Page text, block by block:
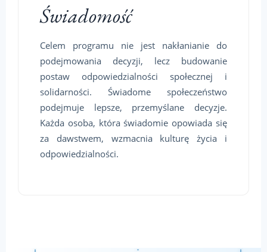
Świadomość
Celem programu nie jest nakłanianie do
podejmowania decyzji, lecz budowanie
postaw odpowiedzialności społecznej i
solidarności. Świadome społeczeństwo
podejmuje lepsze, przemyślane decyzje.
Każda osoba, która świadomie opowiada się
za dawstwem, wzmacnia kulturę życia i
odpowiedzialności.